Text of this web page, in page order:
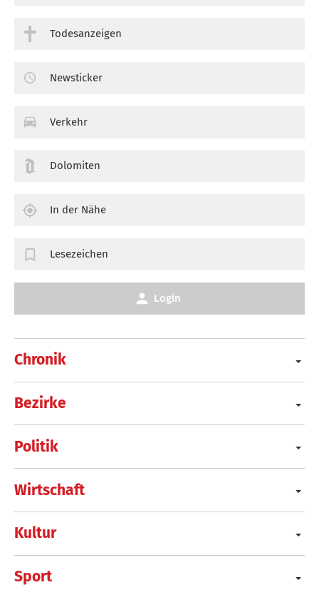
Chronik
Bezirke
Politik
Wirtschaft
Kultur
Sport
Todesanzeigen
Newsticker
Verkehr
Dolomiten
In der Nähe
Lesezeichen
Login